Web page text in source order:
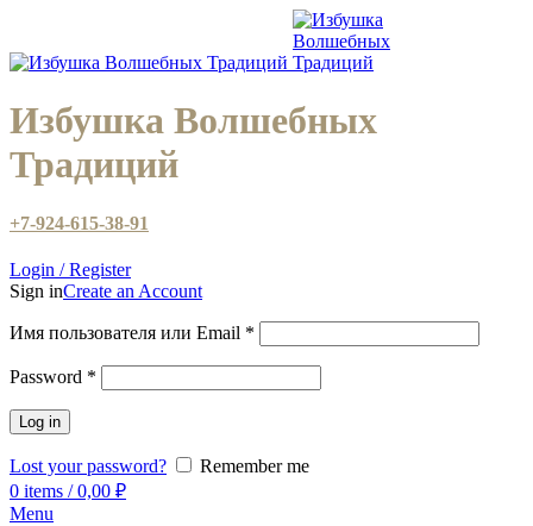
Избушка Волшебных
Традиций
+7-924-615-38-91
Login / Register
Sign inCreate an Account
Имя пользователя или Email *
Password *
Log in
Lost your password?
Remember me
0 items / 0,00 ₽
Menu